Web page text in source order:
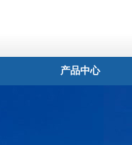
产品中心